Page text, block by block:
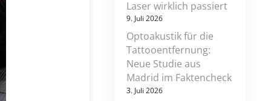
Laser wirklich passiert
9. Juli 2026
Optoakustik für die
Tattooentfernung:
Neue Studie aus
Madrid im Faktencheck
3. Juli 2026